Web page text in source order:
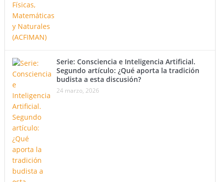
Serie: Consciencia e Inteligencia Artificial.
Segundo artículo: ¿Qué aporta la tradición
budista a esta discusión?
24 marzo, 2026